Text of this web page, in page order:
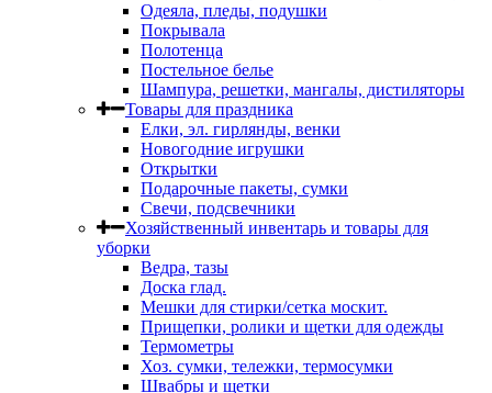
Одеяла, пледы, подушки
Покрывала
Полотенца
Постельное белье
Шампура, решетки, мангалы, дистиляторы
Товары для праздника
Елки, эл. гирлянды, венки
Новогодние игрушки
Открытки
Подарочные пакеты, сумки
Свечи, подсвечники
Хозяйственный инвентарь и товары для
уборки
Ведра, тазы
Доска глад.
Мешки для стирки/сетка москит.
Прищепки, ролики и щетки для одежды
Термометры
Хоз. сумки, тележки, термосумки
Швабры и щетки